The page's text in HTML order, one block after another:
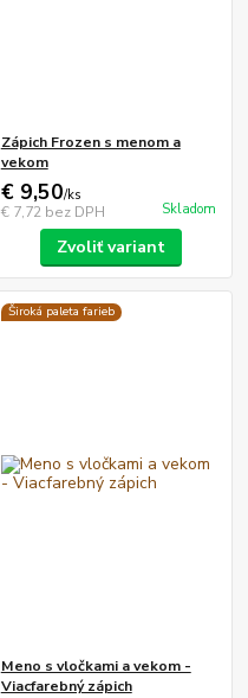
Zápich Frozen s menom a
vekom
€ 9,50/ks
€ 7,72 bez DPH Skladom
Zvoliť variant
Široká paleta farieb
Meno s vločkami a vekom -
Viacfarebný zápich